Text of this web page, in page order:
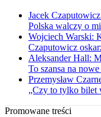
Jacek
Polska walczy o
Wojciech Warski:
Czaputowicz
Aleksander Hall:
To szansa na
Przemysław
„Czy to tylko bilet
Promowane treści